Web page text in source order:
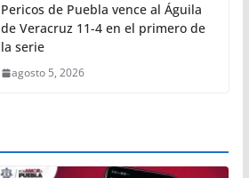
Pericos de Puebla vence al Águila
de Veracruz 11-4 en el primero de
la serie
agosto 5, 2026